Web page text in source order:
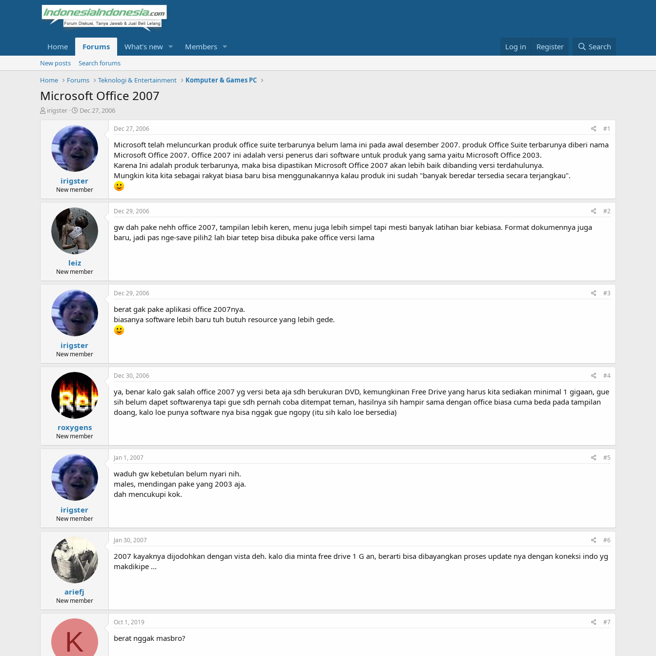
Home Forums What's new Members Log in Register Search
New posts
Search forums
Home
Forums Teknologi & Entertainment Komputer & Games PC
Microsoft Office 2007
T
t
irigster
S
a
r
t
d
t
e
Dec 27, 2006
irigster
New member
Dec 27, 2006 #1
Microsoft telah meluncurkan produk office suite terbarunya belum lama ini pada awal desember 2007. produk Office Suite terbarunya diberi nama
Microsoft Office 2007. Office 2007 ini adalah versi penerus dari software untuk produk yang sama yaitu Microsoft Office 2003.
Karena Ini adalah produk terbarunya, maka bisa dipastikan Microsoft Office 2007 akan lebih baik dibanding versi terdahulunya.
Mungkin kita kita sebagai rakyat biasa baru bisa menggunakannya kalau produk ini sudah "banyak beredar tersedia secara terjangkau".
leiz
New member
Dec 29, 2006 #2
gw dah pake nehh office 2007, tampilan lebih keren, menu juga lebih simpel tapi mesti banyak latihan biar kebiasa. Format dokumennya juga
baru, jadi pas nge-save pilih2 lah biar tetep bisa dibuka pake office versi lama
irigster
New member
Dec 29, 2006 #3
berat gak pake aplikasi office 2007nya.
biasanya software lebih baru tuh butuh resource yang lebih gede.
roxygens
New member
Dec 30, 2006 #4
ya, benar kalo gak salah office 2007 yg versi beta aja sdh berukuran DVD, kemungkinan Free Drive yang harus kita sediakan minimal 1 gigaan, gue
sih belum dapet softwarenya tapi gue sdh pernah coba ditempat teman, hasilnya sih hampir sama dengan office biasa cuma beda pada tampilan
doang, kalo loe punya software nya bisa nggak gue ngopy (itu sih kalo loe bersedia)
irigster
New member
Jan 1, 2007 #5
waduh gw kebetulan belum nyari nih.
males, mendingan pake yang 2003 aja.
dah mencukupi kok.
ariefj
New member
Jan 30, 2007 #6
2007 kayaknya dijodohkan dengan vista deh. kalo dia minta free drive 1 G an, berarti bisa dibayangkan proses update nya dengan koneksi indo yg
makdikipe ...
K
Oct 1, 2019 #7
berat nggak masbro?